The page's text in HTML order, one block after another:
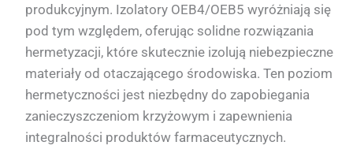
produkcyjnym. Izolatory OEB4/OEB5 wyróżniają się
pod tym względem, oferując solidne rozwiązania
hermetyzacji, które skutecznie izolują niebezpieczne
materiały od otaczającego środowiska. Ten poziom
hermetyczności jest niezbędny do zapobiegania
zanieczyszczeniom krzyżowym i zapewnienia
integralności produktów farmaceutycznych.